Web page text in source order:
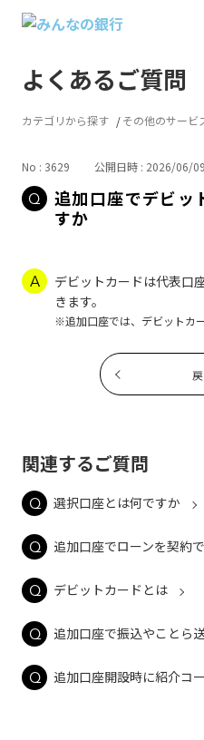
よくあるご質問
カテゴリから探す その他のサービ
No : 3629 公開日時 : 2026/06/
追加口座でデビッ
すか
デビットカードは代表口
きます。
※追加口座では、デビットカ
関連するご質問
選択口座とは何ですか
追加口座でローンを契約
デビットカードとは
追加口座で振込やことら
追加口座開設時に紹介コ